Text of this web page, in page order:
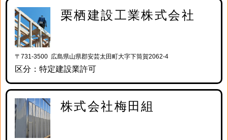
栗栖建設工業株式会社
〒731-3500 広島県山県郡安芸太田町大字下筒賀2062-4
区分：特定建設業許可
株式会社梅田組